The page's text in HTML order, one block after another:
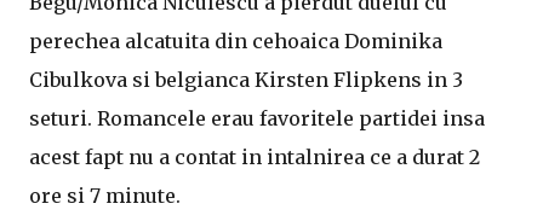
perechea alcatuita din cehoaica Dominika
Cibulkova si belgianca Kirsten Flipkens in 3
seturi. Romancele erau favoritele partidei insa
acest fapt nu a contat in intalnirea ce a durat 2
ore si 7 minute.